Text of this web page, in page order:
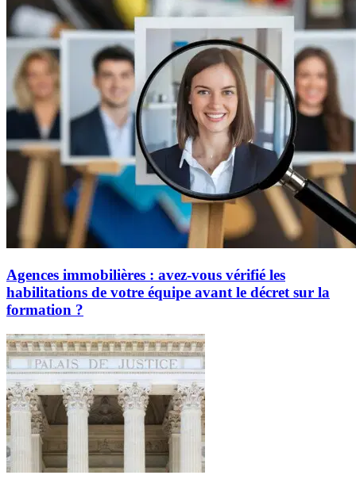
Agences immobilières : avez-vous vérifié les
habilitations de votre équipe avant le décret sur la
formation ?